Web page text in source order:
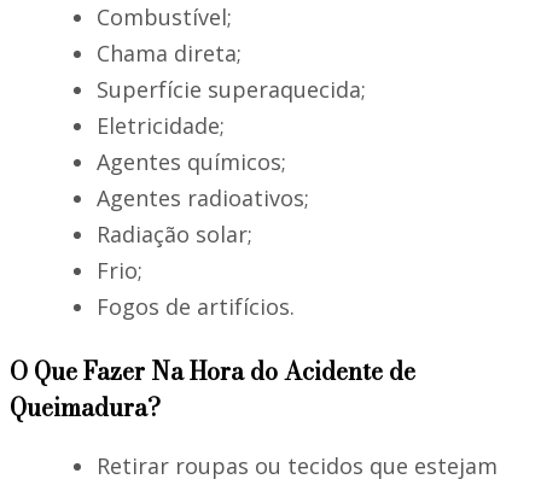
Combustível;
Chama direta;
Superfície superaquecida;
Eletricidade;
Agentes químicos;
Agentes radioativos;
Radiação solar;
Frio;
Fogos de artifícios.
O Que Fazer Na Hora do Acidente de
Queimadura?
Retirar roupas ou tecidos que estejam